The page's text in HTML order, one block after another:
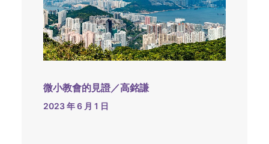
微小教會的見證／高銘謙
2023 年 6 月 1 日